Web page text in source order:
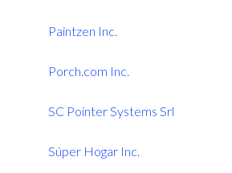
Paintzen Inc.
Porch.com Inc.
SC Pointer Systems Srl
Súper Hogar Inc.